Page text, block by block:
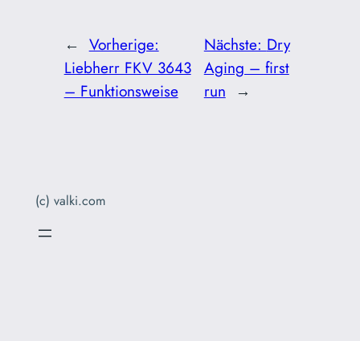
← Vorherige:
Liebherr FKV 3643
– Funktionsweise
Nächste: Dry
Aging – first
run →
(c) valki.com